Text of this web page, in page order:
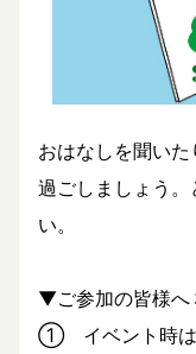
おはなしを聞い
過ごしましょう
い。
▼ご参加の皆様へ
① イベント時は